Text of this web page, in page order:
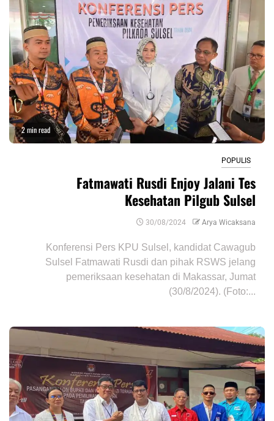
2 min read
POPULIS
Fatmawati Rusdi Enjoy Jalani Tes
Kesehatan Pilgub Sulsel
30/08/2024 Arya Wicaksana
Konferensi Pers KPU Sulsel, kandidat Cawagub
Sulsel Fatmawati Rusdi dan pihak RSWS jelang
pemeriksaan kesehatan di Makassar, Jumat
(30/8/2024). (Foto:...